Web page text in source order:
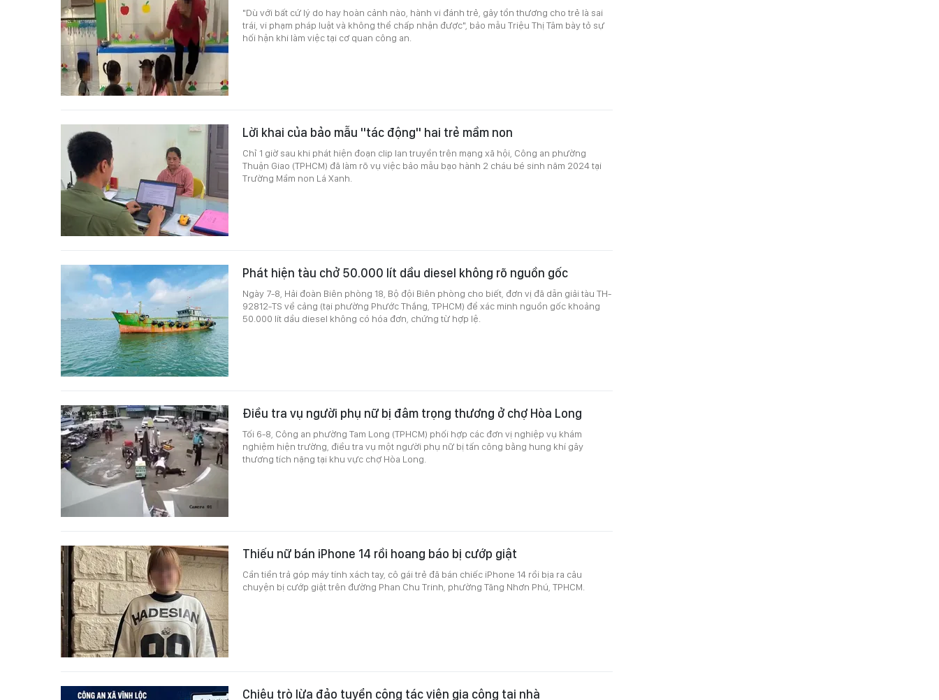
"Dù với bất cứ lý do hay hoàn cảnh nào, hành vi đánh trẻ, gây tổn thương cho trẻ là sai
trái, vi phạm pháp luật và không thể chấp nhận được", bảo mẫu Triệu Thị Tâm bày tỏ sự
hối hận khi làm việc tại cơ quan công an.
Lời khai của bảo mẫu "tác động" hai trẻ mầm non
Chỉ 1 giờ sau khi phát hiện đoạn clip lan truyền trên mạng xã hội, Công an phường
Thuận Giao (TPHCM) đã làm rõ vụ việc bảo mẫu bạo hành 2 cháu bé sinh năm 2024 tại
Trường Mầm non Lá Xanh.
Phát hiện tàu chở 50.000 lít dầu diesel không rõ nguồn gốc
Ngày 7-8, Hải đoàn Biên phòng 18, Bộ đội Biên phòng cho biết, đơn vị đã dẫn giải tàu TH-
92812-TS về cảng (tại phường Phước Thắng, TPHCM) để xác minh nguồn gốc khoảng
50.000 lít dầu diesel không có hóa đơn, chứng từ hợp lệ.
Điều tra vụ người phụ nữ bị đâm trọng thương ở chợ Hòa Long
Tối 6-8, Công an phường Tam Long (TPHCM) phối hợp các đơn vị nghiệp vụ khám
nghiệm hiện trường, điều tra vụ một người phụ nữ bị tấn công bằng hung khí gây
thương tích nặng tại khu vực chợ Hòa Long.
Thiếu nữ bán iPhone 14 rồi hoang báo bị cướp giật
Cần tiền trả góp máy tính xách tay, cô gái trẻ đã bán chiếc iPhone 14 rồi bịa ra câu
chuyện bị cướp giật trên đường Phan Chu Trinh, phường Tăng Nhơn Phú, TPHCM.
Chiêu trò lừa đảo tuyển cộng tác viên gia công tại nhà